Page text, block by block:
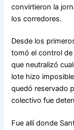
convirtieron la
los corredores.
Desde los
tomó el control
que neutralizó
lote hizo
quedó reservado
colectivo fue
Fue allí donde